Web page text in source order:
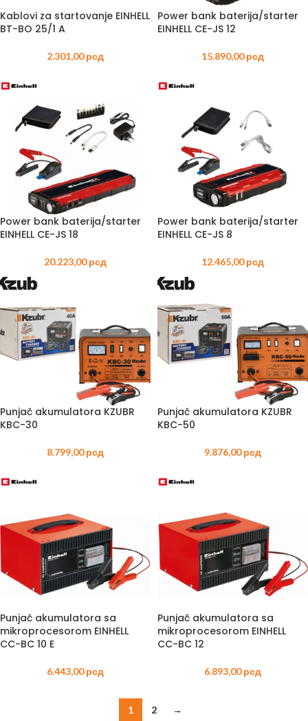
Kablovi za startovanje EINHELL
BT-BO 25/1 A
2.301,00рсд
Power bank baterija/starter
EINHELL CE-JS 12
15.890,00рсд
Power bank baterija/starter
EINHELL CE-JS 18
20.223,00рсд
Power bank baterija/starter
EINHELL CE-JS 8
12.465,00рсд
Punjač akumulatora KZUBR
KBC-30
8.799,00рсд
Punjač akumulatora KZUBR
KBC-50
9.876,00рсд
Punjač akumulatora sa
mikroprocesorom EINHELL
CC-BC 10 E
6.443,00рсд
Punjač akumulatora sa
mikroprocesorom EINHELL
CC-BC 12
6.893,00рсд
1 2 →